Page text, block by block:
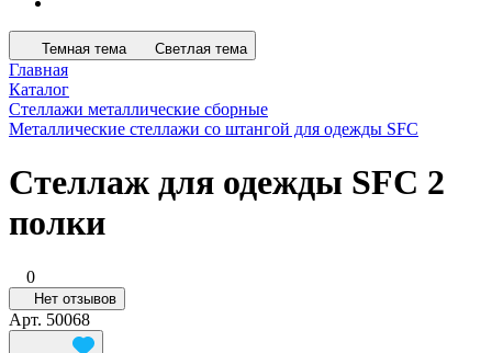
Темная тема Светлая тема
Главная
Каталог
Стеллажи металлические сборные
Металлические стеллажи со штангой для одежды SFC
Стеллаж для одежды SFC 2
полки
0
Нет отзывов
Арт. 50068